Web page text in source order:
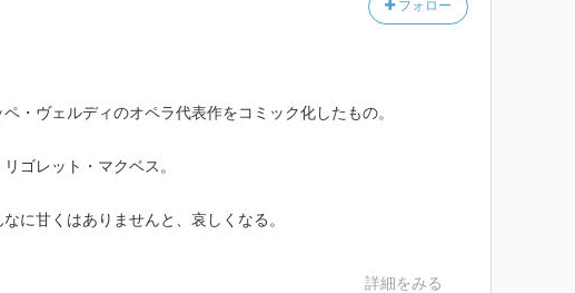
フォロー
・ヴェルディのオペラ代表作をコミック化したもの。
ゴレット・マクベス。
に甘くはありませんと、哀しくなる。
詳細をみる